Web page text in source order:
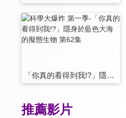
「你真的看得到我!?」隱身於藍色大海的擬態生物 第62集
推薦影片